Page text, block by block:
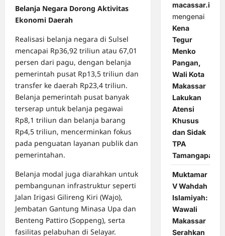
Belanja Negara Dorong Aktivitas
Ekonomi Daerah
Realisasi belanja negara di Sulsel
mencapai Rp36,92 triliun atau 67,01
persen dari pagu, dengan belanja
pemerintah pusat Rp13,5 triliun dan
transfer ke daerah Rp23,4 triliun.
Belanja pemerintah pusat banyak
terserap untuk belanja pegawai
Rp8,1 triliun dan belanja barang
Rp4,5 triliun, mencerminkan fokus
pada penguatan layanan publik dan
pemerintahan.
Belanja modal juga diarahkan untuk
pembangunan infrastruktur seperti
Jalan Irigasi Gilireng Kiri (Wajo),
Jembatan Gantung Minasa Upa dan
Benteng Pattiro (Soppeng), serta
fasilitas pelabuhan di Selayar.
macassar.id
mengenai
Kena
Tegur
Menko
Pangan,
Wali Kota
Makassar
Lakukan
Atensi
Khusus
dan Sidak
TPA
Tamangapa
Muktamar
V Wahdah
Islamiyah:
Wawali
Makassar
Serahkan